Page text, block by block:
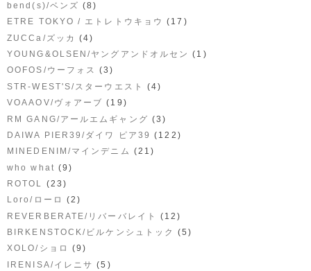
bend(s)/ベンズ (8)
ETRE TOKYO / エトレトウキョウ (17)
ZUCCa/ズッカ
(4)
YOUNG&OLSEN/ヤングアンドオルセン (1)
OOFOS/ウーフォス (3)
STR-WEST'S/スターウエスト
(4)
VOAAOV/ヴォアーブ (19)
RM GANG/アールエムギャング (3)
DAIWA PIER39/ダイワ ピア39 (122)
MINEDENIM/マインデニム (21)
who what (9)
ROTOL (23)
Loro/ローロ
(2)
REVERBERATE/リバーバレイト
(12)
BIRKENSTOCK/ビルケンシュトック
(5)
XOLO/ショロ
(9)
IRENISA/イレニサ (5)